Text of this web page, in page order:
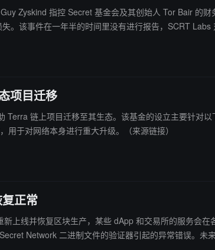
Zyskind 指控 Secret 基金会及其创始人 Tor Bair 的
时间里没有进行报告，SCRT Labs 对此“一无所知”。 据悉，
项目迁移
链上项目迁移至其生态。该基金的设立主要针对
于对网络本身进行重大升级。（来源链接）
正常
上线并恢复区块生产，某些 dApp 和交易所的服务会